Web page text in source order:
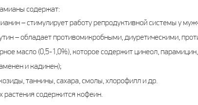
содержат:
– стимулирует работу репродуктивной системы у
– обладает противомикробными, диуретическими,
масло (0,5-1,0%), которое содержит цинеол,
и кадинен);
таннины, сахара, смолы, хлорофилл и др.
растения содержится кофеин.